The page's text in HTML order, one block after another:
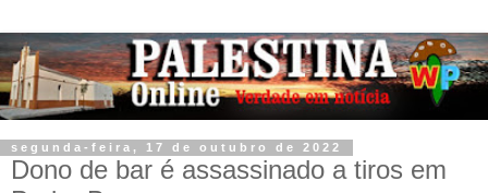
segunda-feira, 17 de outubro de 2022
Dono de bar é assassinado a tiros em